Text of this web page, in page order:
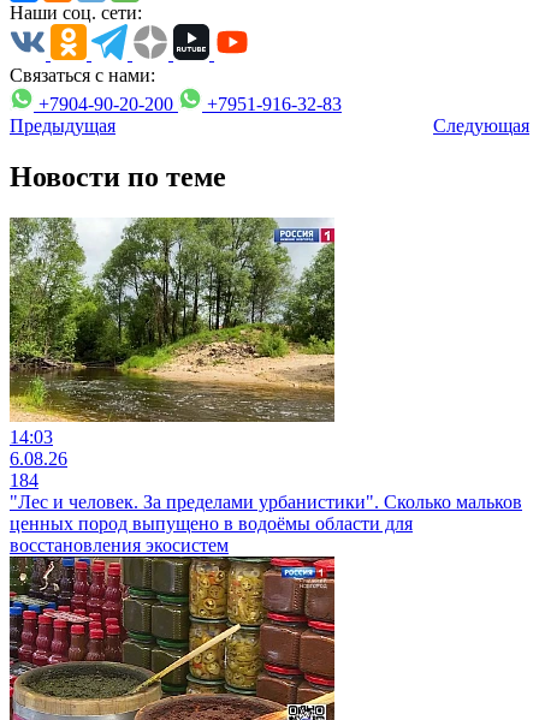
Наши соц. сети:
Связаться с нами:
+7904-90-20-200
+7951-916-32-83
Предыдущая
Следующая
Новости по теме
14:03
6.08.26
184
"Лес и человек. За пределами урбанистики". Сколько мальков
ценных пород выпущено в водоёмы области для
восстановления экосистем